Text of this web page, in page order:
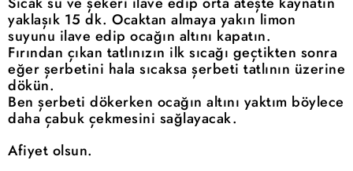
yaklaşık 15 dk. Ocaktan almaya yakın limon
suyunu ilave edip ocağın altını kapatın.
Fırından çıkan tatlınızın ilk sıcağı geçtikten sonra
eğer şerbetini hala sıcaksa şerbeti tatlının üzerine
dökün.
Ben şerbeti dökerken ocağın altını yaktım böylece
daha çabuk çekmesini sağlayacak.
Afiyet olsun.